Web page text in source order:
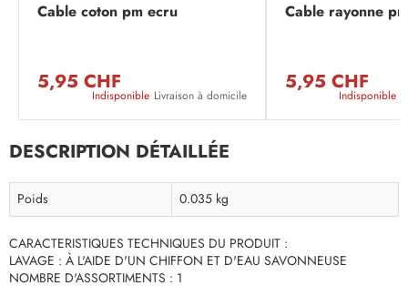
Cable coton pm ecru
5,95 CHF
Indisponible Livraison à domicile
Cable rayonne
5,95 CHF
Indisponible
DESCRIPTION DÉTAILLÉE
Poids 0.035 kg
CARACTERISTIQUES TECHNIQUES DU PRODUIT :
LAVAGE : À L'AIDE D'UN CHIFFON ET D'EAU SAVONNEUSE
NOMBRE D'ASSORTIMENTS : 1